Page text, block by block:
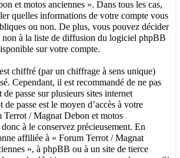
et motos anciennes ». Dans tous les cas,
quelles informations de votre compte vous
ou non. De plus, vous pouvez décider
non à la liste de diffusion du logiciel phpBB
sur votre compte.
chiffré (par un chiffrage à sens unique)
Cependant, il est recommandé de ne pas
passe sur plusieurs sites internet
passe est le moyen d’accès à votre
Terrot / Magnat Debon et motos
à le conservez précieusement. En
affiliée à « Forum Terrot / Magnat
», à phpBB ou à un site de tierce